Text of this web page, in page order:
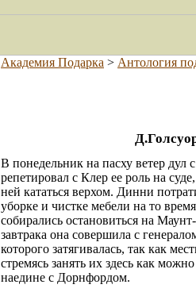
Академия Подарка > Антология
В понедельник на пасху ветер
репетировал с Клер ее роль на
ней кататься верхом. Динни
уборке и чистке мебели на то
собирались остановиться на
завтрака она совершила с
которого затягивалась, так как
стремясь занять их здесь как
наедине с Дорнфордом.